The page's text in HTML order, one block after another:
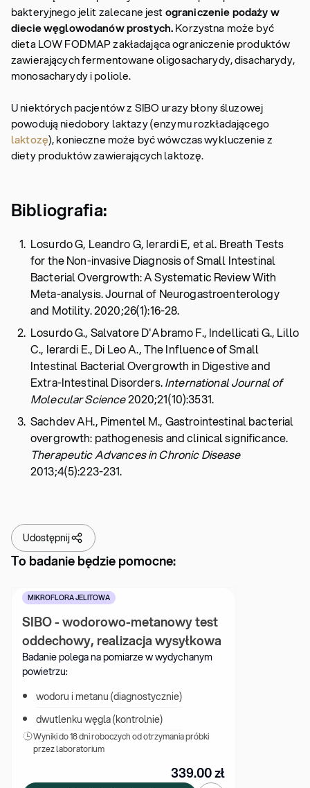
bakteryjnego jelit zalecane jestograniczenie podaży w
diecie węglowodanów prostych.Korzystna może być
dieta LOW FODMAP zakładająca ograniczenie produktów
zawierających fermentowane oligosacharydy, disacharydy,
monosacharydy i poliole.
U niektórych pacjentów z SIBO urazy błony śluzowej
powodują niedobory laktazy (enzymu rozkładającego
laktozę), konieczne może być wówczas wykluczenie z
diety produktów zawierających laktozę.
Bibliografia:
Losurdo G, Leandro G, Ierardi E, et al. Breath Tests
for the Non-invasive Diagnosis of Small Intestinal
Bacterial Overgrowth: A Systematic Review With
Meta-analysis. Journal of Neurogastroenterology
and Motility. 2020;26(1):16-28.
Losurdo G., Salvatore D'Abramo F., Indellicati G., Lillo
C., Ierardi E., Di Leo A., The Influence of Small
Intestinal Bacterial Overgrowth in Digestive and
Extra-Intestinal Disorders.International Journal of
Molecular Science2020;21(10):3531.
Sachdev AH., Pimentel M., Gastrointestinal bacterial
overgrowth: pathogenesis and clinical significance.
Therapeutic Advances in Chronic Disease
2013;4(5):223-231.
Udostępnij
To badanie będzie pomocne:
MIKROFLORA JELITOWA
SIBO - wodorowo-metanowy test
oddechowy, realizacja wysyłkowa
Badanie polega na pomiarze w wydychanym
powietrzu:
wodoru i metanu (diagnostycznie)
dwutlenku węgla (kontrolnie)
Wyniki do 18 dni roboczych od otrzymania próbki
przez laboratorium
339.00zł